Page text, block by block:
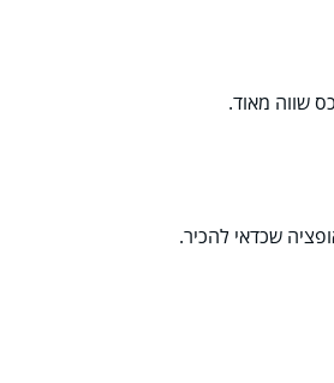
שווה מאוד.
שכדאי להכיר.